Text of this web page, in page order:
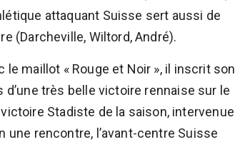
attaquant Suisse sert aussi de
(Darcheville, Wiltord, André).
maillot « Rouge et Noir », il inscrit son
très belle victoire rennaise sur le
Stadiste de la saison, intervenue
une rencontre, l’avant-centre Suisse